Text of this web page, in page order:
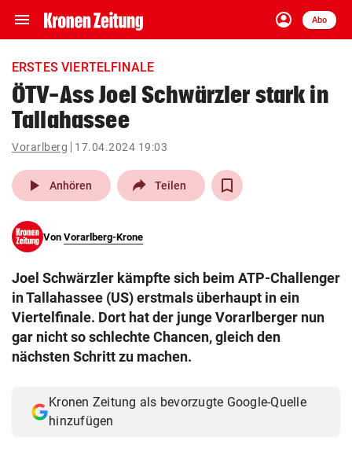
menu Navigation
ein-/ausklappen
account_circle
Anmelden
Abo
close Schließen
account_circle Anmelden
pin_drop
Wien arrow_right
search
eingeben
ERSTES VIERTELFINALE
ÖTV-Ass Joel Schwärzler stark in
Tallahassee
Vorarlberg 17.04.2024 19:03
play_arrow Anhören Teilen
Von Vorarlberg-Krone
Joel Schwärzler kämpfte sich beim ATP-Challenger
in Tallahassee (US) erstmals überhaupt in ein
Viertelfinale. Dort hat der junge Vorarlberger nun
gar nicht so schlechte Chancen, gleich den
nächsten Schritt zu machen.
Kronen Zeitung als bevorzugte Google-Quelle
hinzufügen